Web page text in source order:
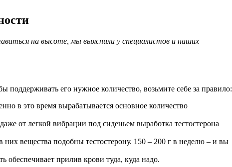
на высоте, мы выяснили у специалистов и наших
его нужное количество, возьмите себе за правило:
в это время вырабатывается основное количество
от легкой вибрации под сиденьем выработка тестостерона
вещества подобны тестостерону. 150 – 200 г в неделю – и вы
обеспечивает прилив крови туда, куда надо.